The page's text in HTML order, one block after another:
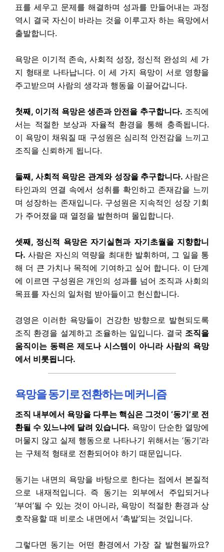
표를 세우고 문제를 해결하며 성과를 만들어내는 과정
역시 결국 자신이 바라는 것을 이루고자 하는 욕망에서
출발합니다.
욕망은 이기적 존속, 사회적 성장, 정신적 완성의 세 가
지 형태로 나타납니다. 이 세 가지 욕망이 서로 영향을
주고받으며 사람의 생각과 행동을 이끌어갑니다.
첫째, 이기적 욕망은 생존과 안전을 추구합니다. 조직에
서는 적절한 보상과 자율적 환경을 통해 충족됩니다.
이 욕망이 채워질 때 구성원은 심리적 안전감을 느끼고
조직을 신뢰하게 됩니다.
둘째, 사회적 욕망은 관계와 성장을 추구합니다. 사람은
타인과의 연결 속에서 성취를 확인하고 존재감을 느끼
며 성장하는 존재입니다. 구성원은 지속적인 성장 기회
가 주어졌을 때 열정을 발현하며 몰입합니다.
셋째, 정신적 욕망은 자기실현과 자기초월을 지향합니
다. 사람은 자신의 역량을 최대한 발휘하며, 그 일을 통
해 더 큰 가치나 목적에 기여하고 싶어 합니다. 이 단계
에 이르면 구성원은 개인의 성과를 넘어 조직과 사회의
목표를 자신의 일처럼 받아들이고 헌신합니다.
경영은 이러한 욕망들이 건강한 방향으로 발현되도록
조직 환경을 설계하고 조율하는 일입니다. 결국 조직을
움직이는 동력은 제도나 시스템이 아니라 사람의 욕망
에서 비롯됩니다.
욕망을 동기로 전환하는 메커니즘
조직 내부에서 욕망을 다루는 핵심은 그것이 ‘동기’로 전
환될 수 있느냐에 달려 있습니다. 욕망이 단순한 열망에
머물지 않고 실제 행동으로 나타나기 위해서는 ‘동기’라
는 구체적 형태로 전환되어야 하기 때문입니다.
동기는 내면의 욕망을 바탕으로 한다는 점에서 본질적
으로 내재적입니다. 즉 동기는 외부에서 주입되거나
‘부여’될 수 있는 것이 아니라, 욕망이 적절한 환경과 상
호작용할 때 비로소 내면에서 ‘촉발’되는 것입니다.
그렇다면 동기는 어떤 환경에서 가장 잘 발현될까요?